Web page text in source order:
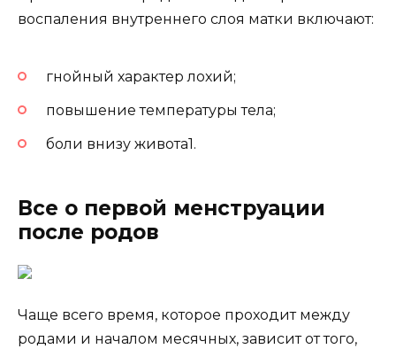
воспаления внутреннего слоя матки включают:
гнойный характер лохий;
повышение температуры тела;
боли внизу живота1.
Все о первой менструации
после родов
Чаще всего время, которое проходит между
родами и началом месячных, зависит от того,